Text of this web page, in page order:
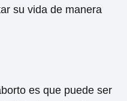
su vida de manera
es que puede ser